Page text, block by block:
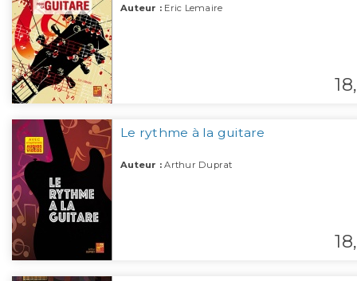
Auteur : Eric Lemaire
18,
Le rythme à la guitare
Auteur : Arthur Duprat
18,